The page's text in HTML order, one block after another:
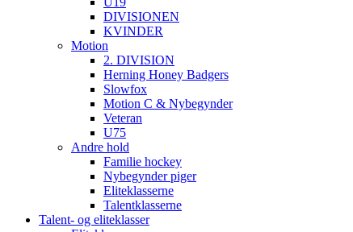
DIVISIONEN
KVINDER
Motion
2. DIVISION
Herning Honey Badgers
Slowfox
Motion C & Nybegynder
Veteran
U75
Andre hold
Familie hockey
Nybegynder piger
Eliteklasserne
Talentklasserne
Talent- og eliteklasser